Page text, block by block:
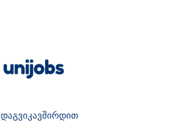
დაგვიკავშირდით